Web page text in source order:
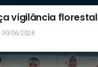
vigilância florestal
30/06/2026